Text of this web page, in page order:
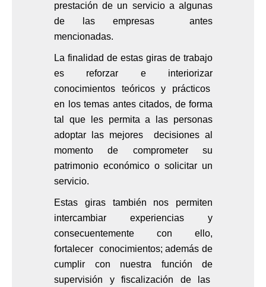
prestación de un servicio a algunas
de las empresas antes
mencionadas.
La finalidad de estas giras de trabajo
es reforzar e interiorizar
conocimientos teóricos y prácticos
en los temas antes citados, de forma
tal que les permita a las personas
adoptar las mejores decisiones al
momento de comprometer su
patrimonio económico o solicitar un
servicio.
Estas giras también nos permiten
intercambiar experiencias y
consecuentemente con ello,
fortalecer conocimientos; además de
cumplir con nuestra función de
supervisión y fiscalización de las